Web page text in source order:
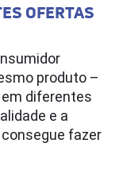
OFERTAS
produto –
diferentes
e a
fazer